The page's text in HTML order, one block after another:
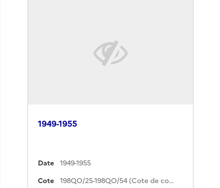
1949-1955
Date
1949-1955
Cote
198QO/25-198QO/54 (Cote de commande)